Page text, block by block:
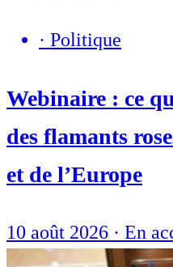
· Politique
Webinaire : ce
des flamants
et de l’Europe
10 août 2026 · En